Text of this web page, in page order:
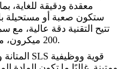
معقدة ودقيقة للغاية،
ستكون صعبة أو مستحيلة
200 ميكرون، مما يوفر تفاصيل سطحية ممتازة.